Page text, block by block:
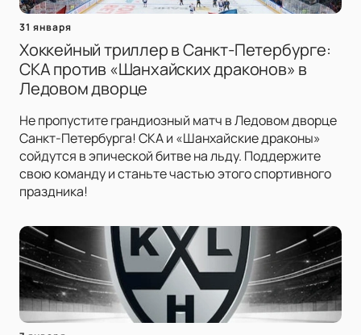
31 января
Хоккейный триллер в Санкт-Петербурге:
СКА против «Шанхайских драконов» в
Ледовом дворце
Не пропустите грандиозный матч в Ледовом дворце
Санкт-Петербурга! СКА и «Шанхайские драконы»
сойдутся в эпической битве на льду. Поддержите
свою команду и станьте частью этого спортивного
праздника!